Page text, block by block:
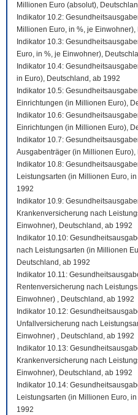
Millionen Euro (absolut),
Indikator 10.2:
Millionen Euro, in %, je
Indikator 10.3:
Euro, in %, je Einwohner),
Indikator 10.4:
in Euro), Deutschland, ab 1992
Indikator 10.5:
Einrichtungen (in Millionen Euro),
Indikator 10.6:
Einrichtungen (in Millionen Euro),
Indikator 10.7:
Ausgabenträger (in Millionen
Indikator 10.8:
Leistungsarten (in Millionen Euro,
1992
Indikator 10.9:
Krankenversicherung nach
Einwohner), Deutschland, ab 1992
Indikator 10.10:
nach Leistungsarten (in Millionen
Deutschland, ab 1992
Indikator 10.11:
Rentenversicherung nach
Einwohner) , Deutschland, ab 1992
Indikator 10.12:
Unfallversicherung nach
Einwohner) , Deutschland, ab 1992
Indikator 10.13:
Krankenversicherung nach
Einwohner), Deutschland, ab 1992
Indikator 10.14:
Leistungsarten (in Millionen Euro,
1992